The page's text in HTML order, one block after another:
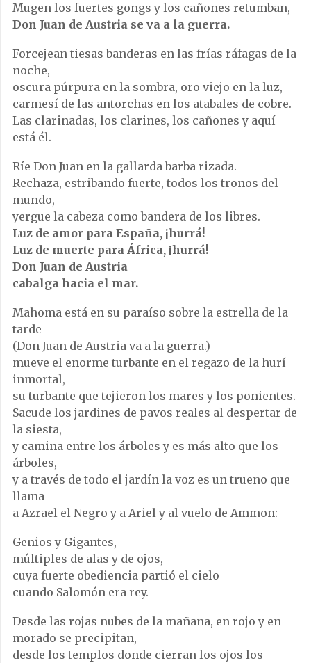
Mugen los fuertes gongs y los cañones retumban,
Don Juan de Austria se va a la guerra.
Forcejean tiesas banderas en las frías ráfagas de la
noche,
oscura púrpura en la sombra, oro viejo en la luz,
carmesí de las antorchas en los atabales de cobre.
Las clarinadas, los clarines, los cañones y aquí
está él.
Ríe Don Juan en la gallarda barba rizada.
Rechaza, estribando fuerte, todos los tronos del
mundo,
yergue la cabeza como bandera de los libres.
Luz de amor para España, ¡hurrá!
Luz de muerte para África, ¡hurrá!
Don Juan de Austria
cabalga hacia el mar.
Mahoma está en su paraíso sobre la estrella de la
tarde
(Don Juan de Austria va a la guerra.)
mueve el enorme turbante en el regazo de la hurí
inmortal,
su turbante que tejieron los mares y los ponientes.
Sacude los jardines de pavos reales al despertar de
la siesta,
y camina entre los árboles y es más alto que los
árboles,
y a través de todo el jardín la voz es un trueno que
llama
a Azrael el Negro y a Ariel y al vuelo de Ammon:
Genios y Gigantes,
múltiples de alas y de ojos,
cuya fuerte obediencia partió el cielo
cuando Salomón era rey.
Desde las rojas nubes de la mañana, en rojo y en
morado se precipitan,
desde los templos donde cierran los ojos los